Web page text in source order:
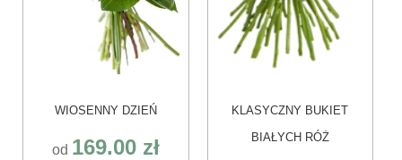
WIOSENNY DZIEŃ
od 169.00 zł
KLASYCZNY BUKIET
BIAŁYCH RÓŻ